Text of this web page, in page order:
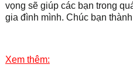
vọng sẽ giúp các bạn trong
gia đình mình. Chúc bạn
Xem thêm: